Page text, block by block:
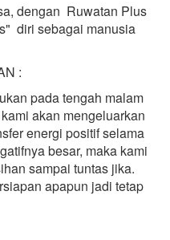
dengan Ruwatan Plus
diri sebagai manusia
:
pada tengah malam
akan mengeluarkan
energi positif selama
besar, maka kami
sampai tuntas jika.
apapun jadi tetap